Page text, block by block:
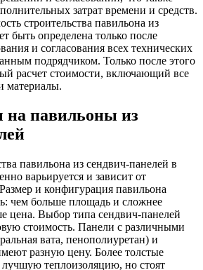
затрат времени и средств.
строительства павильона из
быть определена только после
и согласования всех технических
подрядчиком. Только после этого
расчет стоимости, включающий все
материалы.
на павильоны из
павильона из сендвич-панелей в
варьируется и зависит от
и конфигурация павильона
чем больше площадь и сложнее
цена. Выбор типа сендвич-панелей
стоимость. Панели с различными
вата, пенополиуретан) и
разную цену. Более толстые
теплоизоляцию, но стоят